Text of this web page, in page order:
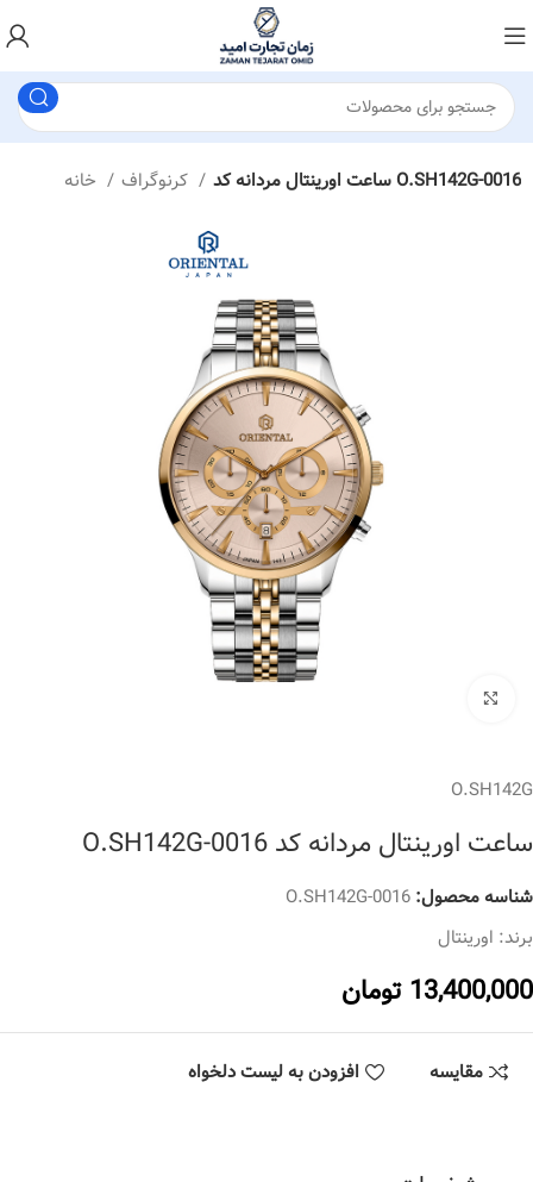
کرنوگراف ساعت اورینتال مردانه کد O.SH142G-0016
O.SH142G
ساعت اورینتال مردانه کد O.SH142G-0016
شناسه محصول:O.SH142G-0016
برند: اورینتال
13,400,000 تومان
مقایسه افزودن به لیست دلخواه